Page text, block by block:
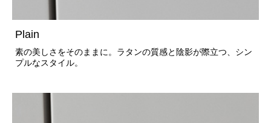
Plain
素の美しさをそのままに。ラタンの質感と陰影が際立つ、シン
プルなスタイル。